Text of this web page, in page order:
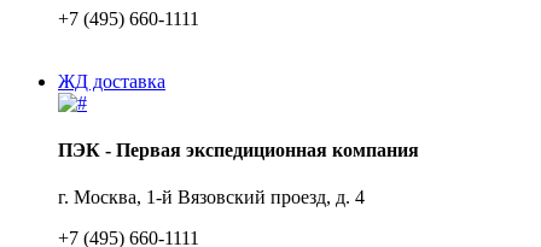
+7 (495) 660-1111
ЖД доставка
ПЭК - Первая экспедиционная компания
г. Москва, 1-й Вязовский проезд, д. 4
+7 (495) 660-1111